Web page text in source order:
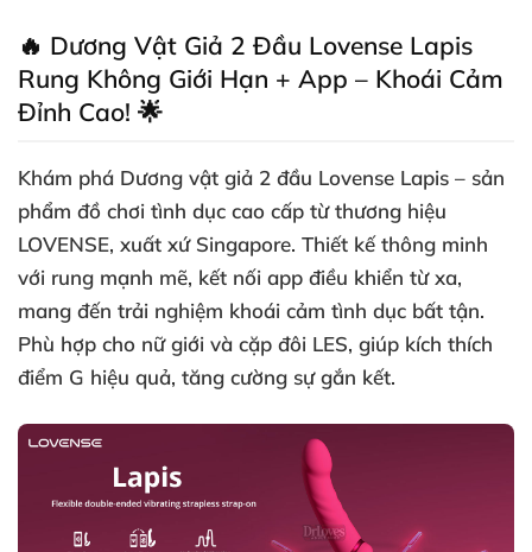
🔥 Dương Vật Giả 2 Đầu Lovense Lapis
Rung Không Giới Hạn + App – Khoái Cảm
Đỉnh Cao! 🌟
Khám phá Dương vật giả 2 đầu Lovense Lapis – sản
phẩm đồ chơi tình dục cao cấp từ thương hiệu
LOVENSE, xuất xứ Singapore. Thiết kế thông minh
với rung mạnh mẽ, kết nối app điều khiển từ xa,
mang đến trải nghiệm khoái cảm tình dục bất tận.
Phù hợp cho nữ giới và cặp đôi LES, giúp kích thích
điểm G hiệu quả, tăng cường sự gắn kết.